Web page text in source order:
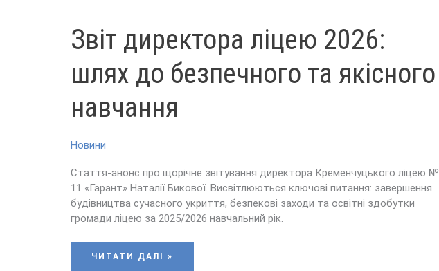
Звіт директора ліцею 2026:
шлях до безпечного та якісного
навчання
Новини
Стаття-анонс про щорічне звітування директора Кременчуцького ліцею №
11 «Гарант» Наталії Бикової. Висвітлюються ключові питання: завершення
будівництва сучасного укриття, безпекові заходи та освітні здобутки
громади ліцею за 2025/2026 навчальний рік.
ДИРЕКТОРА
ЛІЦЕЮ
2026:
ДО
БЕЗПЕЧНОГО
ТА
НАВЧАННЯ
ЧИТАТИ ДАЛІ »